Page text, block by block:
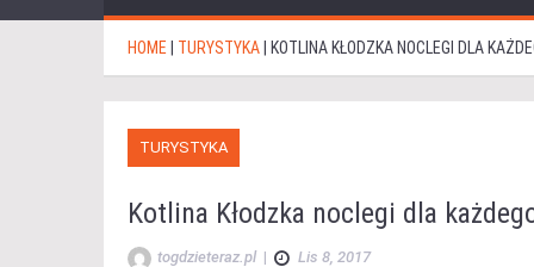
HOME TURYSTYKA KOTLINA KŁODZKA NOCLEGI DLA
TURYSTYKA
Kotlina Kłodzka noclegi dla
togdzieteraz.pl | Lis 8, 2017